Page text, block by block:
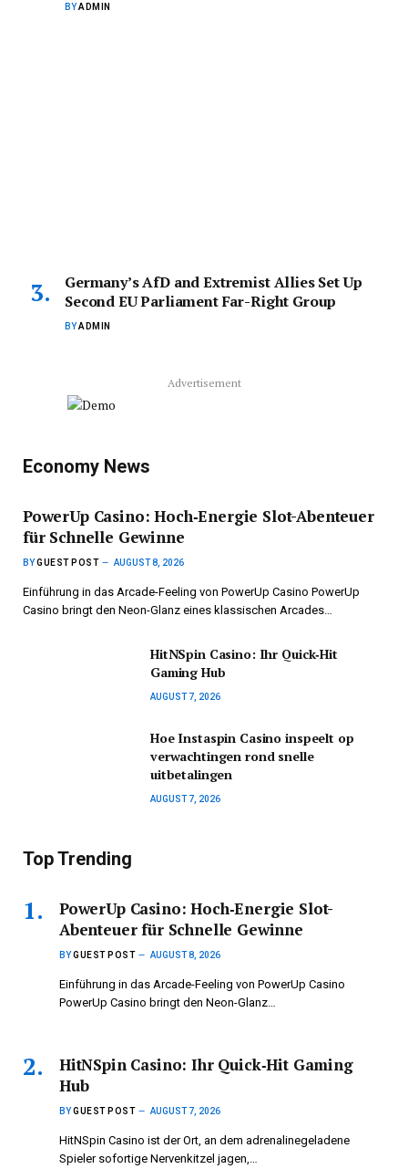
BYADMIN
Germany’s AfD and Extremist Allies Set Up
Second EU Parliament Far-Right Group
BYADMIN
Advertisement
Economy News
PowerUp Casino: Hoch‑Energie Slot-Abenteuer
für Schnelle Gewinne
BYGUEST POST AUGUST 8, 2026
Einführung in das Arcade-Feeling von PowerUp Casino PowerUp
Casino bringt den Neon-Glanz eines klassischen Arcades…
HitNSpin Casino: Ihr Quick‑Hit
Gaming Hub
AUGUST 7, 2026
Hoe Instaspin Casino inspeelt op
verwachtingen rond snelle
uitbetalingen
AUGUST 7, 2026
Top Trending
PowerUp Casino: Hoch‑Energie Slot-
Abenteuer für Schnelle Gewinne
BYGUEST POST AUGUST 8, 2026
Einführung in das Arcade-Feeling von PowerUp Casino
PowerUp Casino bringt den Neon-Glanz…
HitNSpin Casino: Ihr Quick‑Hit Gaming
Hub
BYGUEST POST AUGUST 7, 2026
HitNSpin Casino ist der Ort, an dem adrenalinegeladene
Spieler sofortige Nervenkitzel jagen,…